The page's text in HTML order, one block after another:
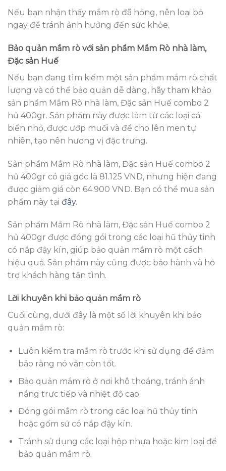
Nếu bạn nhận thấy mắm rò đã hỏng, nên loại bỏ
ngay để tránh ảnh hưởng đến sức khỏe.
Bảo quản mắm rò với sản phẩm Mắm Rò nhà làm,
Đặc sản Huế
Nếu bạn đang tìm kiếm một sản phẩm mắm rò chất
lượng và có thể bảo quản dễ dàng, hãy tham khảo
sản phẩm Mắm Rò nhà làm, Đặc sản Huế combo 2
hủ 400gr. Sản phẩm này được làm từ các loại cá
biển nhỏ, được ướp muối và để cho lên men tự
nhiên, tạo nên hương vị đặc trưng.
Sản phẩm Mắm Rò nhà làm, Đặc sản Huế combo 2
hủ 400gr có giá gốc là 81.125 VND, nhưng hiện đang
được giảm giá còn 64.900 VND. Bạn có thể mua sản
phẩm này tại đây.
Sản phẩm Mắm Rò nhà làm, Đặc sản Huế combo 2
hủ 400gr được đóng gói trong các loại hũ thủy tinh
có nắp đậy kín, giúp bảo quản mắm rò một cách
hiệu quả. Sản phẩm này cũng được bảo hành và hỗ
trợ khách hàng tận tình.
Lời khuyên khi bảo quản mắm rò
Cuối cùng, dưới đây là một số lời khuyên khi bảo
quản mắm rò:
Luôn kiểm tra mắm rò trước khi sử dụng để đảm
bảo rằng nó vẫn còn tốt.
Bảo quản mắm rò ở nơi khô thoáng, tránh ánh
nắng trực tiếp và nhiệt độ cao.
Đóng gói mắm rò trong các loại hũ thủy tinh
hoặc gốm sứ có nắp đậy kín.
Tránh sử dụng các loại hộp nhựa hoặc kim loại để
bảo quản mắm rò.